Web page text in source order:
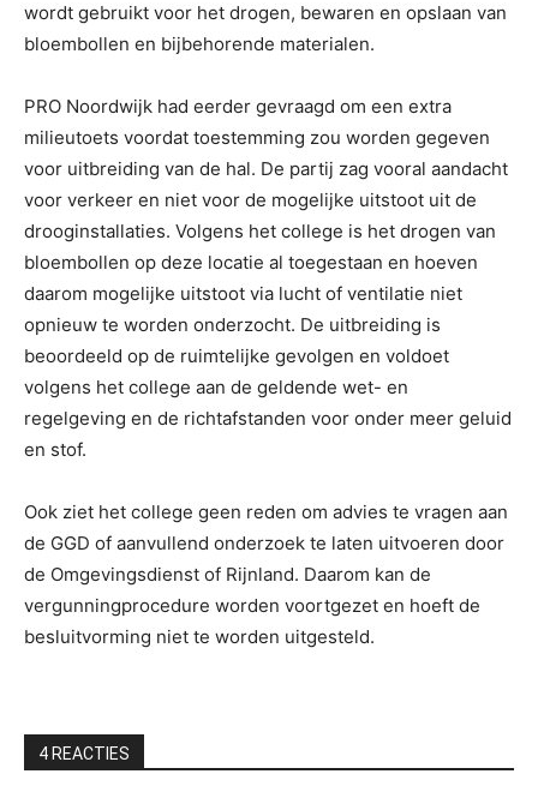
wordt gebruikt voor het drogen, bewaren en opslaan van
bloembollen en bijbehorende materialen.
PRO Noordwijk had eerder gevraagd om een extra
milieutoets voordat toestemming zou worden gegeven
voor uitbreiding van de hal. De partij zag vooral aandacht
voor verkeer en niet voor de mogelijke uitstoot uit de
drooginstallaties. Volgens het college is het drogen van
bloembollen op deze locatie al toegestaan en hoeven
daarom mogelijke uitstoot via lucht of ventilatie niet
opnieuw te worden onderzocht. De uitbreiding is
beoordeeld op de ruimtelijke gevolgen en voldoet
volgens het college aan de geldende wet- en
regelgeving en de richtafstanden voor onder meer geluid
en stof.
Ook ziet het college geen reden om advies te vragen aan
de GGD of aanvullend onderzoek te laten uitvoeren door
de Omgevingsdienst of Rijnland. Daarom kan de
vergunningprocedure worden voortgezet en hoeft de
besluitvorming niet te worden uitgesteld.
4 REACTIES